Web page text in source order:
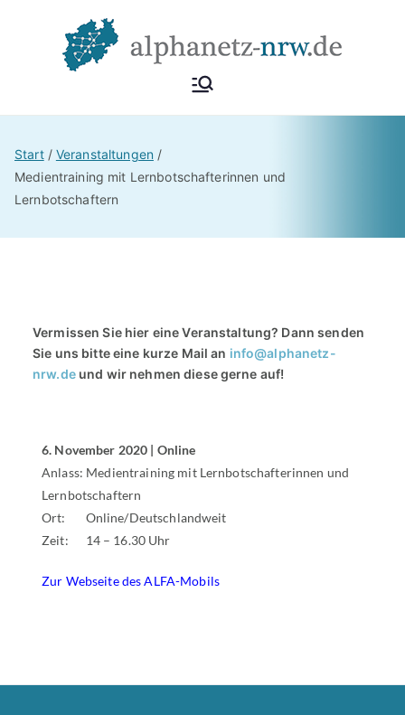
Alphan
etz
NRW
Start
Veranstaltungen
Medientraining mit Lernbotschafterinnen und
Lernbotschaftern
Vermissen Sie hier eine Veranstaltung? Dann senden
Sie uns bitte eine kurze Mail an info@alphanetz-
nrw.deund wir nehmen diese gerne auf!
6. November 2020 | Online
Anlass: Medientraining mit Lernbotschafterinnen und
Lernbotschaftern
Ort: Online/Deutschlandweit
Zeit: 14 – 16.30 Uhr
Zur Webseite des ALFA-Mobils